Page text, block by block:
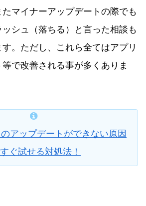
マイナーアップデートの際でも
シュ（落ちる）と言った相談も
。ただし、これら全てはアプリ
で改善される事が多くありま
アップデートができない原因
ぐ試せる対処法！